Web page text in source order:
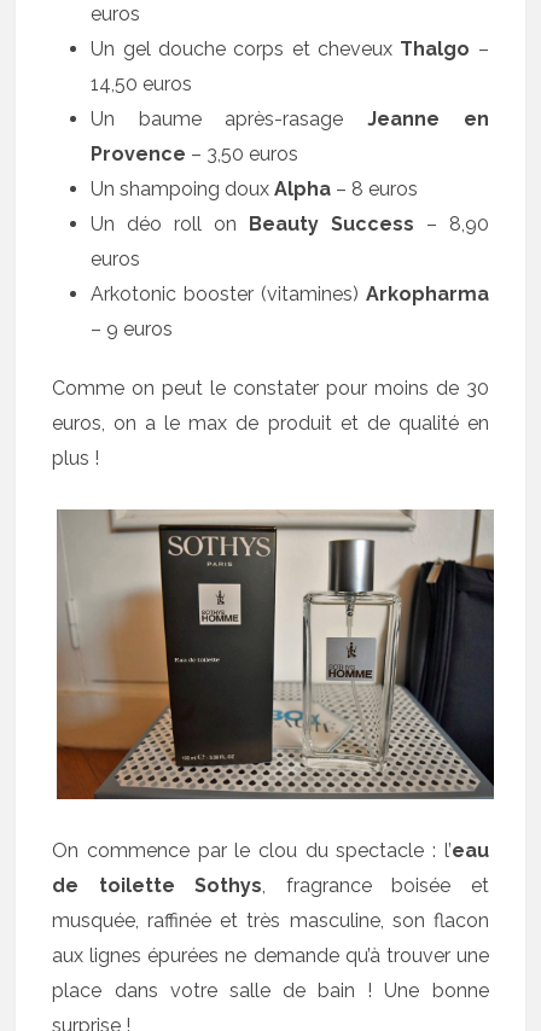
euros
Un gel douche corps et cheveux Thalgo –
14,50 euros
Un baume après-rasage Jeanne en
Provence – 3,50 euros
Un shampoing douxAlpha – 8 euros
Un déo roll on Beauty Success – 8,90
euros
Arkotonic booster (vitamines) Arkopharma
– 9 euros
Comme on peut le constater pour moins de 30
euros, on a le max de produit et de qualité en
plus !
On commence par le clou du spectacle : l’eau
de toilette Sothys, fragrance boisée et
musquée, raffinée et très masculine, son flacon
aux lignes épurées ne demande qu’à trouver une
place dans votre salle de bain ! Une bonne
surprise !